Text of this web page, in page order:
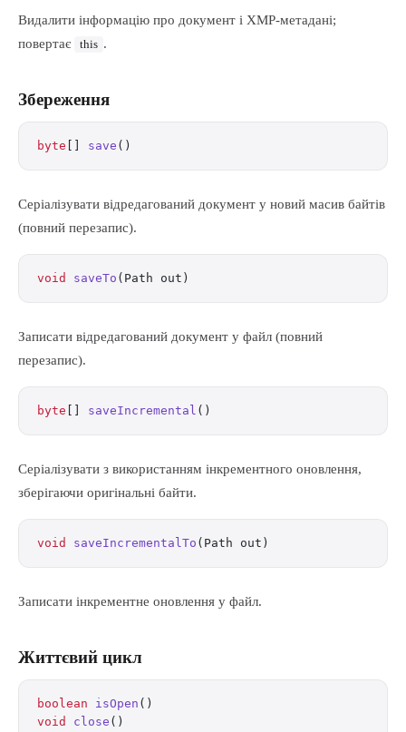
Видалити інформацію про документ і XMP-метадані;
повертає
this .
Збереження
byte save ()
Серіалізувати відредагований документ у новий масив байтів
(повний перезапис).
void saveTo (Path out)
Записати відредагований документ у файл (повний
перезапис).
byte saveIncremental ()
Серіалізувати з використанням інкрементного оновлення,
зберігаючи оригінальні байти.
void saveIncrementalTo (Path out)
Записати інкрементне оновлення у файл.
Життєвий цикл
boolean isOpen ()
void
close ()